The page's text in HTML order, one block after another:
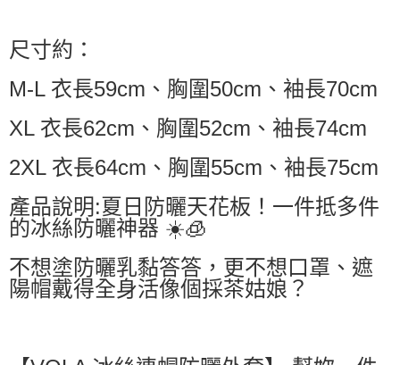
尺寸約：
M-L 衣長59cm、胸圍50cm、袖長70cm
XL 衣長62cm、胸圍52cm、袖長74cm
2XL 衣長64cm、胸圍55cm、袖長75cm
產品說明:夏日防曬天花板！一件抵多件
的冰絲防曬神器 ☀️🧊
不想塗防曬乳黏答答，更不想口罩、遮
陽帽戴得全身活像個採茶姑娘？